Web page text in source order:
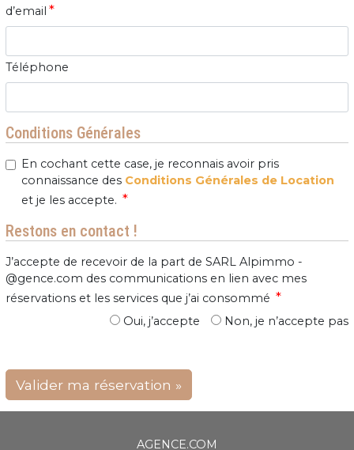
d’email *
Téléphone
Conditions Générales
En cochant cette case, je reconnais avoir pris
connaissance des Conditions Générales de Location
et je les accepte. *
Restons en contact !
J’accepte de recevoir de la part de SARL Alpimmo -
@gence.com des communications en lien avec mes
réservations et les services que j’ai consommé *
Oui, j’accepte Non, je n’accepte pas
Valider ma réservation »
AGENCE.COM